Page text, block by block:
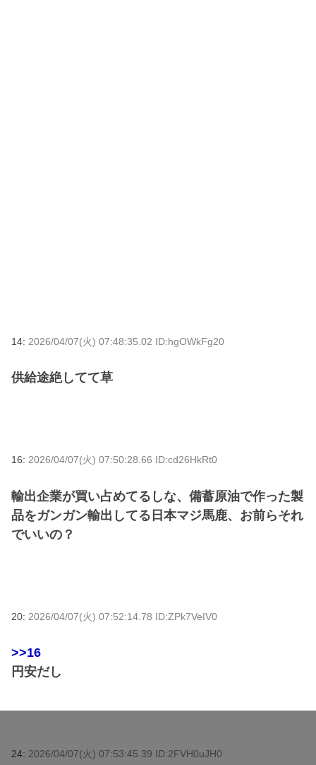
14: 2026/04/07(火) 07:48:35.02 ID:hgOWkFg20
供給途絶してて草
16: 2026/04/07(火) 07:50:28.66 ID:cd26HkRt0
輸出企業が買い占めてるしな、備蓄原油で作った製
品をガンガン輸出してる日本マジ馬鹿、お前らそれ
でいいの？
20: 2026/04/07(火) 07:52:14.78 ID:ZPk7VeIV0
>>16
円安だし
24: 2026/04/07(火) 07:53:45.39 ID:2FVH0uJH0